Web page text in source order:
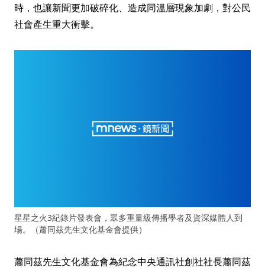
時，也讓新聞更加破碎化、造成同溫層現象加劇，對公民
社會產生重大衝擊。
星星之火3紀錄片發表會，眾多重量級傳播學者及資深媒體人到
場。（蕭同茲先生文化基金會提供）
蕭同茲先生文化基金會為紀念中央通訊社創社社長蕭同茲